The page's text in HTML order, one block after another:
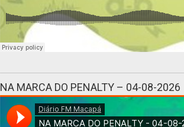
NA MARCA DO PENALTY – 04-08-2026